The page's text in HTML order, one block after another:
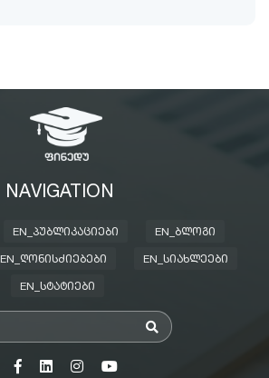
NAVIGATION
EN_ᲞᲣᲑᲚᲘᲙᲐᲪᲘᲔᲑᲘ EN_ᲑᲚᲝᲒᲘ
EN_ᲦᲝᲜᲘᲡᲫᲘᲔᲑᲔᲑᲘ EN_ᲡᲘᲐᲮᲚᲔᲔᲑᲘ
EN_ᲡᲢᲐᲢᲘᲔᲑᲘ